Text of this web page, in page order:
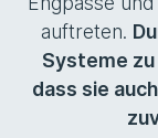
auftreten.
Systeme
dass sie